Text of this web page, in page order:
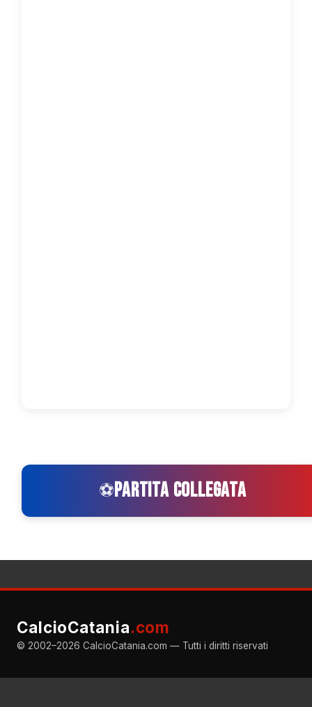
⚽PARTITA COLLEGATA
CalcioCatania.com
© 2002–2026 CalcioCatania.com — Tutti i diritti riservati